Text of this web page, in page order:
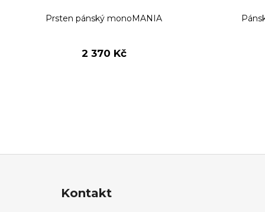
Prsten pánský monoMANIA
2 370 Kč
Kontakt